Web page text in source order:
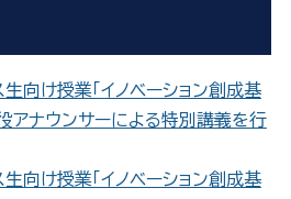
向け授業「イノベーション創成基
アナウンサーによる特別講義を行
向け授業「イノベーション創成基